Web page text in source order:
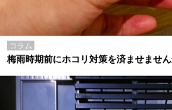
コラム
梅雨時期前にホコリ対策を済ませません